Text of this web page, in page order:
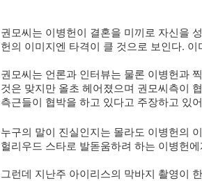
권모씨는 이병헌이 결혼을 미끼로 자신을
헌의 이미지엔 타격이 클 것으로 보인다.
권모씨는 언론과 인터뷰는 물론 이병헌과
것은 맞지만 올초 헤어졌으며 권모씨측이
측근들이 협박을 하고 있다고 주장하고 있
누구의 말이 진실인지는 몰라도 이병헌의
헐리우드 스타로 발돋움하려 하는 이병헌
그런데 지난주 아이리스의 막바지 촬영이